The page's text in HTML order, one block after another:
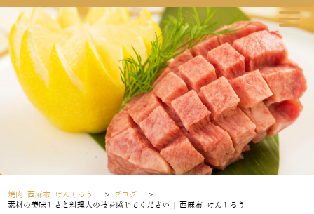
焼肉 西麻布 けんしろう > ブログ
>
素材の美味しさと料理人の技を感じてください | 西麻布 けんしろう